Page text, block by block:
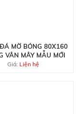
MỜ BÓNG 80X160
VÂN MÂY MẪU MỚI
Giá: Liện hệ